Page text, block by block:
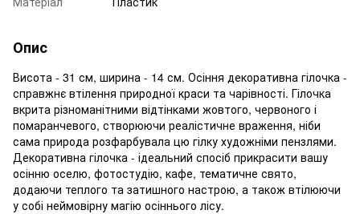
Опис
Висота - 31 см, ширина - 14 см. Осіння декоративна гілочка -
справжнє втілення природної краси та чарівності. Гілочка
вкрита різноманітними відтінками жовтого, червоного і
помаранчевого, створюючи реалістичне враження, ніби
сама природа розфарбувала цю гілку художніми пензлями.
Декоративна гілочка - ідеальний спосіб прикрасити вашу
осінню оселю, фотостудію, кафе, тематичне свято,
додаючи теплого та затишного настрою, а також втілюючи
у собі неймовірну магію осіннього лісу.